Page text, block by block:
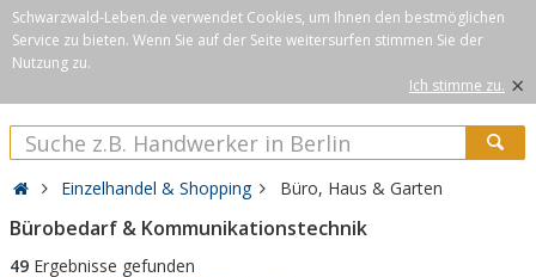
Schwarzwald-Leben.de verwendet Cookies, um Ihnen den bestmöglichen
Service zu bieten. Wenn Sie auf der Seite weitersurfen stimmen Sie der
Nutzung zu.
Ich stimme zu. ×
Einzelhandel & Shopping Büro, Haus & Garten
Bürobedarf & Kommunikationstechnik
49 Ergebnisse gefunden